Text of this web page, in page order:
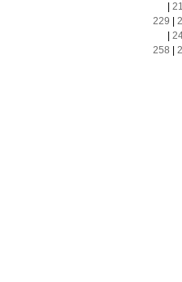
229
258